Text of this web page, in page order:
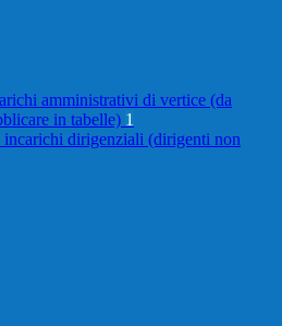
amministrativi di vertice (da
in tabelle) 1
dirigenziali (dirigenti non